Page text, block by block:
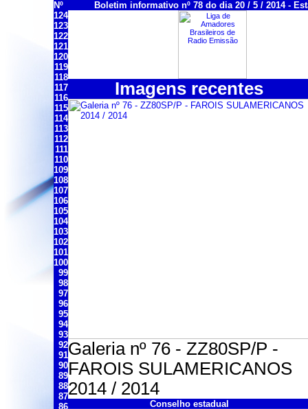
Nº
Boletim informativo nº 78 do dia 20 / 5 / 2014 -
124
123
122
121
120
119
118
117
116
115
114
113
112
111
110
109
108
107
106
105
104
103
102
101
100
99
98
97
96
95
94
93
92
91
90
89
88
87
86
Imagens recentes
Galeria nº 76 - ZZ80SP/P -
FAROIS SULAMERICANOS
2014 / 2014
Conselho estadual